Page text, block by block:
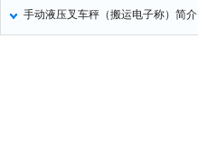
手动液压叉车秤（搬运电子称）简介